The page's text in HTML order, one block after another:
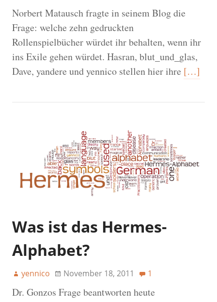
Norbert Matausch fragte in seinem Blog die
Frage: welche zehn gedruckten
Rollenspielbücher würdet ihr behalten, wenn ihr
ins Exile gehen würdet. Hasran, blut_und_glas,
Dave, yandere und yennico stellen hier ihre […]
Was ist das Hermes-
Alphabet?
yennico November 18, 2011 1
Dr. Gonzos Frage beantworten heute